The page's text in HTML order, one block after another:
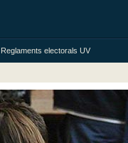
Reglaments electorals UV